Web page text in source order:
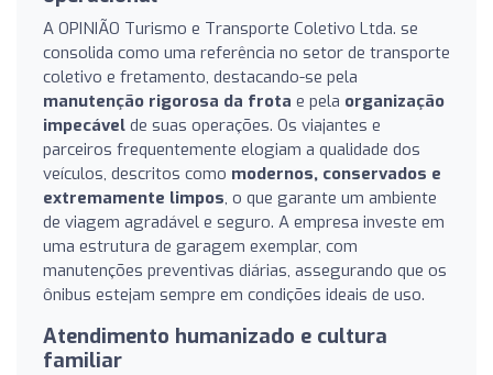
A OPINIÃO Turismo e Transporte Coletivo Ltda. se
consolida como uma referência no setor de transporte
coletivo e fretamento, destacando-se pela
manutenção rigorosa da frota e pela organização
impecável de suas operações. Os viajantes e
parceiros frequentemente elogiam a qualidade dos
veículos, descritos como modernos, conservados e
extremamente limpos, o que garante um ambiente
de viagem agradável e seguro. A empresa investe em
uma estrutura de garagem exemplar, com
manutenções preventivas diárias, assegurando que os
ônibus estejam sempre em condições ideais de uso.
Atendimento humanizado e cultura
familiar